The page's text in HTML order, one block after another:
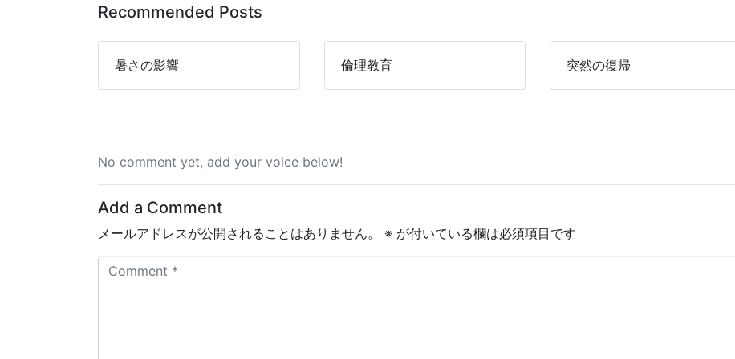
Recommended Posts
暑さの影響 倫理教育 突然の復帰
No comment yet, add your voice below!
Add a Comment
メールアドレスが公開されることはありません。 ※ が付いている欄は必須項目です